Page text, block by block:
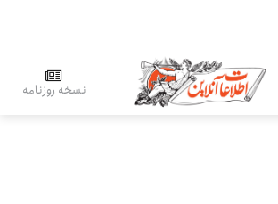
نسخه روزنامه